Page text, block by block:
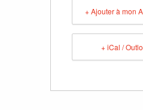
+ Ajouter à mon
+ iCal /